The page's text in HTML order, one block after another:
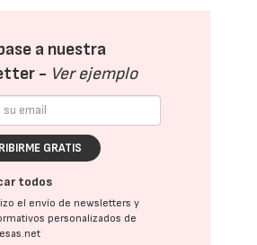
a nuestra
- Ver ejemplo
GRATIS
todos
el envío de newsletters y
personalizados de